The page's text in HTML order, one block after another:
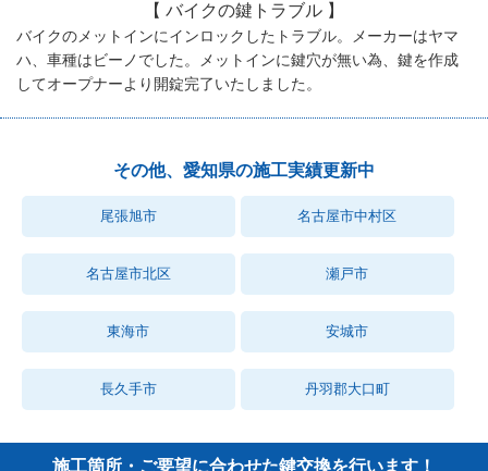
【 バイクの鍵トラブル 】
バイクのメットインにインロックしたトラブル。メーカーはヤマ
ハ、車種はビーノでした。メットインに鍵穴が無い為、鍵を作成
してオープナーより開錠完了いたしました。
その他、愛知県の施工実績更新中
尾張旭市 名古屋市中村区
名古屋市北区 瀬戸市
東海市 安城市
長久手市 丹羽郡大口町
施工箇所・ご要望に合わせた鍵交換を行います！